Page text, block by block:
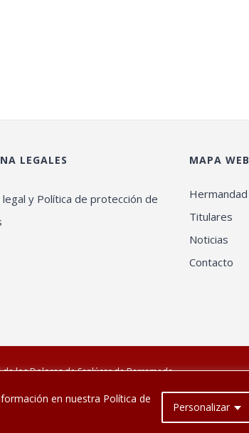
en nuestra Política de
Personalizar
LEGALES
legal y Política de protección de
MAPA WEB
Hermandad
Titulares
Noticias
Contacto
los Dolores de Sanlúcar de Barrameda